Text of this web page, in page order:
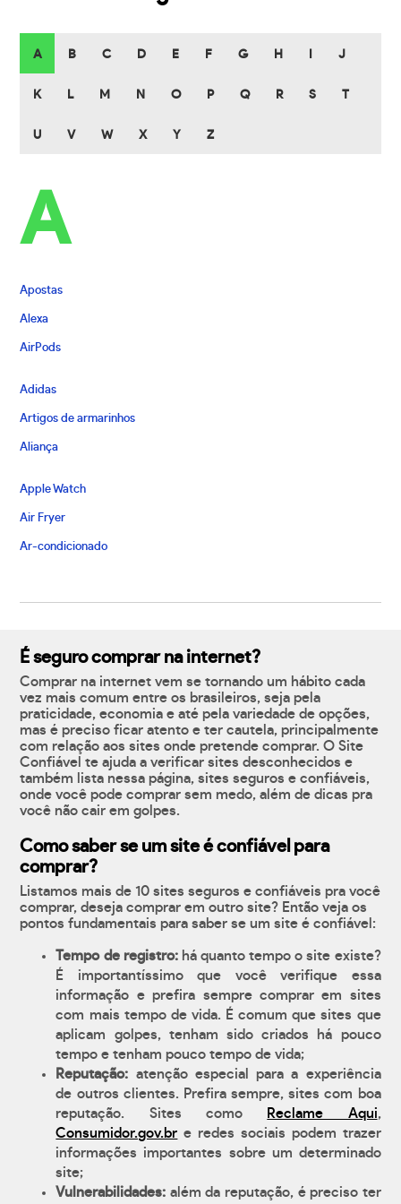
A B C D E F G H J
K L M N O P Q R S T
U V W X Y Z
A
Apostas
Alexa
AirPods
Adidas
Artigos de armarinhos
Aliança
Apple Watch
Air Fryer
Ar-condicionado
É seguro comprar na internet?
Comprar na internet vem se tornando um hábito cada
vez mais comum entre os brasileiros, seja pela
praticidade, economia e até pela variedade de opções,
mas é preciso ficar atento e ter cautela, principalmente
com relação aos sites onde pretende comprar. O Site
Confiável te ajuda a verificar sites desconhecidos e
também lista nessa página, sites seguros e confiáveis,
onde você pode comprar sem medo, além de dicas pra
você não cair em golpes.
Como saber se um site é confiável para
comprar?
Listamos mais de 10 sites seguros e confiáveis pra você
comprar, deseja comprar em outro site? Então veja os
pontos fundamentais para saber se um site é confiável:
Tempo de registro:há quanto tempo o site existe?
É importantíssimo que você verifique essa
informação e prefira sempre comprar em sites
com mais tempo de vida. É comum que sites que
aplicam golpes, tenham sido criados há pouco
tempo e tenham pouco tempo de vida;
Reputação: atenção especial para a experiência
de outros clientes. Prefira sempre, sites com boa
reputação. Sites como
Reclame Aqui,
Consumidor.gov.br e redes sociais podem trazer
informações importantes sobre um determinado
site;
Vulnerabilidades: além da reputação, é preciso ter